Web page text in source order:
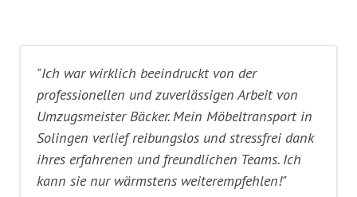
"Ich war wirklich beeindruckt von der
professionellen und zuverlässigen Arbeit von
Umzugsmeister Bäcker. Mein Möbeltransport in
Solingen verlief reibungslos und stressfrei dank
ihres erfahrenen und freundlichen Teams. Ich
kann sie nur wärmstens weiterempfehlen!"